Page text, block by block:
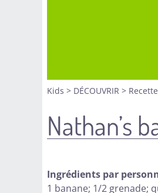
Kids > DÉCOUVRIR >
Nathan’s
Ingrédients par
1 banane; 1/2 grenade;